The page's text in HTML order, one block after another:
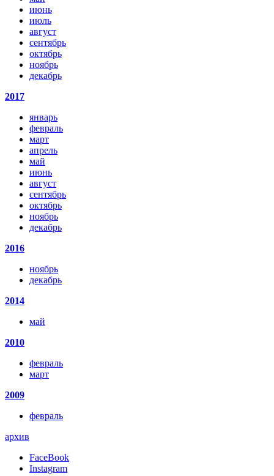
июнь
июль
август
сентябрь
октябрь
ноябрь
декабрь
2017
январь
февраль
март
апрель
май
июнь
август
сентябрь
октябрь
ноябрь
декабрь
2016
ноябрь
декабрь
2014
май
2010
февраль
март
2009
февраль
архив
FaceBook
Instagram